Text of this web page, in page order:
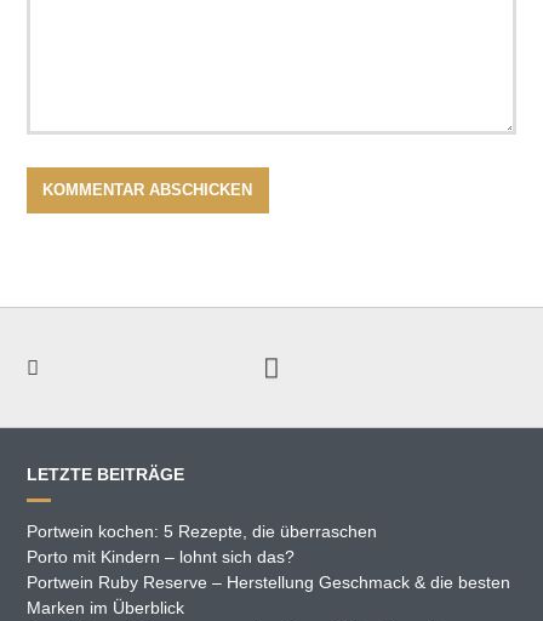
LETZTE BEITRÄGE
Portwein kochen: 5 Rezepte, die überraschen
Porto mit Kindern – lohnt sich das?
Portwein Ruby Reserve – Herstellung Geschmack & die besten
Marken im Überblick